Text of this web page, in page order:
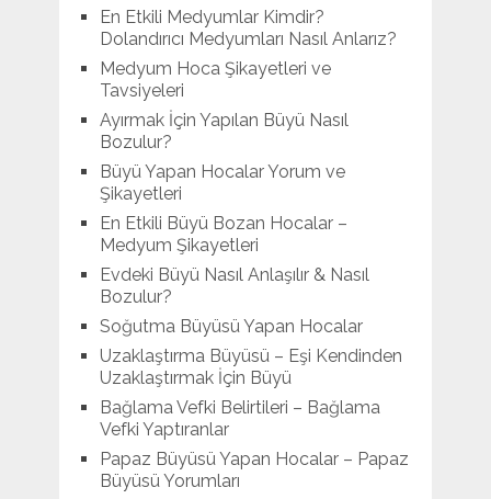
En Etkili Medyumlar Kimdir?
Dolandırıcı Medyumları Nasıl Anlarız?
Medyum Hoca Şikayetleri ve
Tavsiyeleri
Ayırmak İçin Yapılan Büyü Nasıl
Bozulur?
Büyü Yapan Hocalar Yorum ve
Şikayetleri
En Etkili Büyü Bozan Hocalar –
Medyum Şikayetleri
Evdeki Büyü Nasıl Anlaşılır & Nasıl
Bozulur?
Soğutma Büyüsü Yapan Hocalar
Uzaklaştırma Büyüsü – Eşi Kendinden
Uzaklaştırmak İçin Büyü
Bağlama Vefki Belirtileri – Bağlama
Vefki Yaptıranlar
Papaz Büyüsü Yapan Hocalar – Papaz
Büyüsü Yorumları